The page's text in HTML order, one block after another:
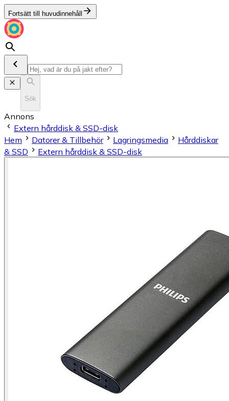
Fortsätt till huvudinnehåll
Sök
Annons
Extern hårddisk & SSD-disk
Hem
Datorer & Tillbehör Lagringsmedia
Hårddiskar
& SSD
Extern hårddisk & SSD-disk